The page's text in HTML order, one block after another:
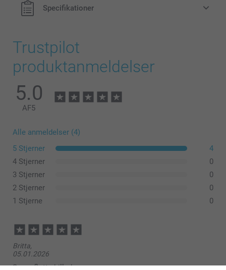
Specifikationer
Hvad er de præcise størrelser på fotostatpladerne i min
komposition?
Trustpilot
produktanmeldelser
5.0
AF5
Alle anmeldelser (4)
5 Stjerner
4
4 Stjerner
0
3 Stjerner
0
2 Stjerner
0
1 Stjerne
0
Britta,
05.01.2026
Super flotte billeder.